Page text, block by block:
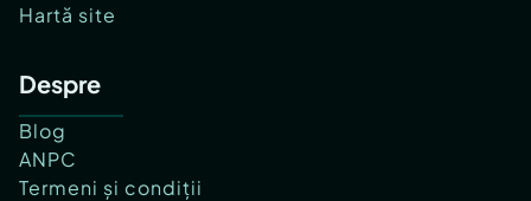
Hartă site
Despre
Blog
ANPC
Termeni și condiții